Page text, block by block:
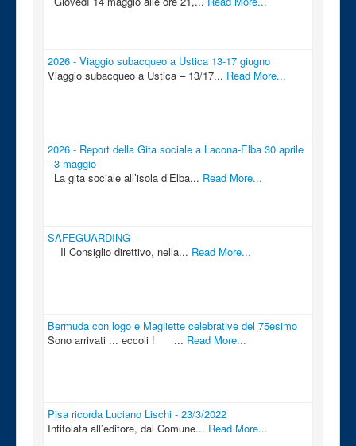
2026 - Viaggio subacqueo a Ustica 13-17 giugno
Viaggio subacqueo a Ustica – 13/17... Read More...
2026 - Report della Gita sociale a Lacona-Elba 30 aprile
- 3 maggio
La gita sociale all’isola d’Elba... Read More...
SAFEGUARDING
Il Consiglio direttivo, nella... Read More...
Bermuda con logo e Magliette celebrative del 75esimo
Sono arrivati ... eccoli ! ... Read More...
Pisa ricorda Luciano Lischi - 23/3/2022
Intitolata all’editore, dal Comune... Read More...